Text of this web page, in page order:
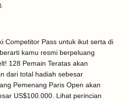
Competitor Pass untuk ikut serta di
kamu resmi berpeluang
128 Pemain Teratas akan
dari total hadiah sebesar
Pemenang Paris Open akan
US$100.000. Lihat perincian